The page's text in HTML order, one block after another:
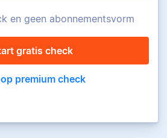
en geen abonnementsvorm
gratis check
premium check